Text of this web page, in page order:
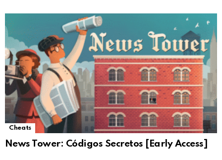
Cheats
News Tower: Códigos Secretos [Early Access]